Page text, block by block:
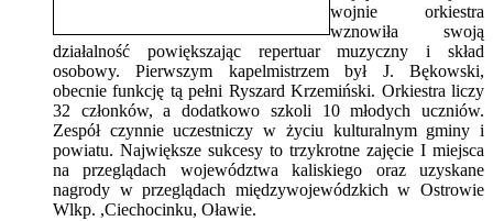
wojnie orkiestra
wznowiła swoją
działalność powiększając repertuar muzyczny i skład
osobowy. Pierwszym kapelmistrzem był J. Bękowski,
obecnie funkcję tą pełni Ryszard Krzemiński. Orkiestra liczy
32 członków, a dodatkowo szkoli 10 młodych uczniów.
Zespół czynnie uczestniczy w życiu kulturalnym gminy i
powiatu. Największe sukcesy to trzykrotne zajęcie I miejsca
na przeglądach województwa kaliskiego oraz uzyskane
nagrody w przeglądach międzywojewódzkich w Ostrowie
Wlkp. ,Ciechocinku, Oławie.